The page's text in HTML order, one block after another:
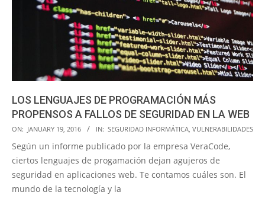
LOS LENGUAJES DE PROGRAMACIÓN MÁS
PROPENSOS A FALLOS DE SEGURIDAD EN LA WEB
2016-
01-
19
ON: JANUARY 19, 2016 IN: SEGURIDAD INFORMÁTICA, VULNERABILIDADES
Según un informe publicado por la empresa VeraCode,
ciertos lenguajes de progamación dejan agujeros de
seguridad en aplicaciones web. Te contamos cuáles son. El
mundo de la tecnología y la